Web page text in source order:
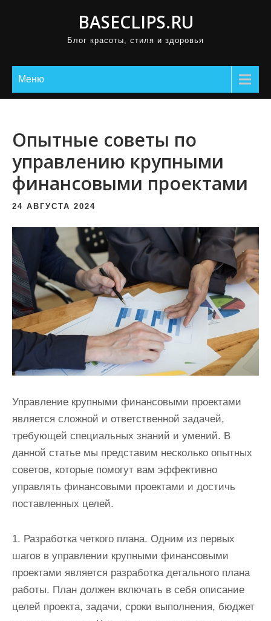
BASECLIPS.RU
Блог красоты, стиля и здоровья
Меню
Опытные советы по
управлению крупными
финансовыми проектами
24 АВГУСТА 2024
Управление крупными финансовыми проектами
является сложной и ответственной задачей,
требующей специальных знаний и умений. В
данной статье мы представим несколько опытных
советов, которые помогут вам эффективно
управлять финансовыми проектами и достичь
поставленных целей.
1. Разработка четкого плана. Одним из первых
шагов в управлении крупными финансовыми
проектами является разработка детального плана
работы. План должен включать в себя описание
целей проекта, задачи, сроки выполнения, бюджет